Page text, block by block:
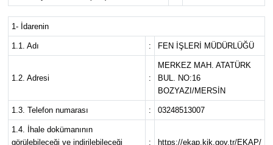
1- İdarenin
1.1. Adı : FEN İŞLERİ MÜDÜRLÜĞÜ
1.2. Adresi :
MERKEZ MAH. ATATÜRK
BUL. NO:16
BOZYAZI/MERSİN
1.3. Telefon numarası : 03248513007
1.4. İhale dokümanının
görülebileceği ve indirilebileceği
: https://ekap.kik.gov.tr/EKAP/
Haber Arşivi